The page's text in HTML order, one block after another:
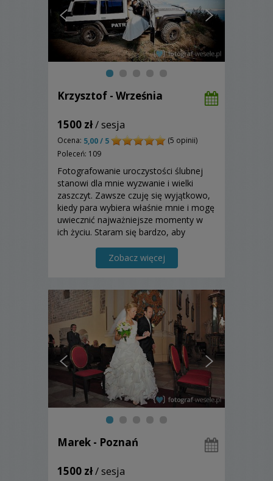
Krzysztof - Września
1500 zł/ sesja
Ocena: 5,00 / 5
(5 opinii)
Poleceń: 109
Fotografowanie uroczystości ślubnej
stanowi dla mnie wyzwanie i wielki
zaszczyt. Zawsze czuję się wyjątkowo,
kiedy para wybiera właśnie mnie i mogę
uwiecznić najważniejsze momenty w
ich życiu. Staram się bardzo, aby
profesjonalny.Zobacz więcej
Marek - Poznań
1500 zł/ sesja